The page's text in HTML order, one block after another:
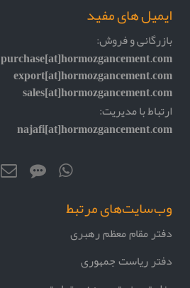
ایمیل های مفید
بازرگانی و فروش:
purchase[at]hormozgancement.com
export[at]hormozgancement.com
sales[at]hormozgancement.com
ارتباط با مدیریت:
najafi[at]hormozgancement.com
وب‌سایت‌های مرتبط
دفتر مقام معظم رهبری
دفتر ریاست جمهوری